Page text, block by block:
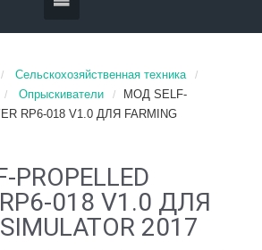
Сельскохозяйственная техника
Опрыскиватели
МОД SELF-
RP6-018 V1.0 ДЛЯ FARMING
RP6-018 V1.0 ДЛЯ
2017